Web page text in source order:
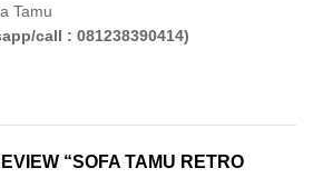
Tamu
call : 081238390414)
“SOFA TAMU RETRO